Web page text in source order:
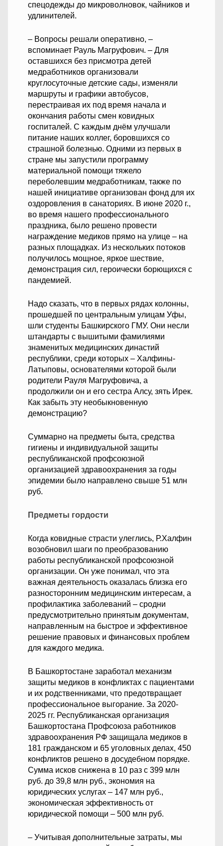
спецодежды до микроволновок, чайников и
удлинителей.
– Вопросы решали оперативно, –
вспоминает Рауль Магруфович. – Для
оставшихся без присмотра детей
медработников организовали
круглосуточные детские сады, изменяли
маршруты и графики автобусов,
перестраивая их под время начала и
окончания работы смен ковидных
госпиталей. С каждым днём улучшали
питание наших коллег, боровшихся со
страшной болезнью. Одними из первых в
стране мы запустили программу
материальной помощи тяжело
переболевшим медработникам, также по
нашей инициативе организован фонд для их
оздоровления в санаториях. В июне 2020 г.,
во время нашего профессионального
праздника, было решено провести
награждение медиков прямо на улице – на
разных площадках. Из нескольких потоков
получилось мощное, яркое шествие,
демонстрация сил, героически борющихся с
пандемией.
Надо сказать, что в первых рядах колонны,
прошедшей по центральным улицам Уфы,
шли студенты Башкирского ГМУ. Они несли
штандарты с вышитыми фамилиями
знаменитых медицинских династий
республики, среди которых – Халфины-
Латыповы, основателями которой были
родители Рауля Магруфовича, а
продолжили он и его сестра Алсу, зять Ирек.
Как забыть эту необыкновенную
демонстрацию?
Суммарно на предметы быта, средства
гигиены и индивидуальной защиты
республиканской профсоюзной
организацией здравоохранения за годы
эпидемии было направлено свыше 51 млн
руб.
Предметы гордости
Когда ковидные страсти улеглись, Р.Халфин
возобновил шаги по преобразованию
работы республиканской профсоюзной
организации. Он уже понимал, что эта
важная деятельность оказалась близка его
разносторонним медицинским интересам, а
профилактика заболеваний – сродни
предусмотрительно принятым документам,
направленным на быстрое и эффективное
решение правовых и финансовых проблем
для каждого медика.
В Башкортостане заработал механизм
защиты медиков в конфликтах с пациентами
и их родственниками, что предотвращает
профессиональное выгорание. За 2020-
2025 гг. Республиканская организация
Башкортостана Профсоюза работников
здравоохранения РФ защищала медиков в
181 гражданском и 65 уголовных делах, 450
конфликтов решено в досудебном порядке.
Сумма исков снижена в 10 раз с 399 млн
руб. до 39,8 млн руб., экономия на
юридических услугах – 147 млн руб.,
экономическая эффективность от
юридической помощи – 500 млн руб.
– Учитывая дополнительные затраты, мы